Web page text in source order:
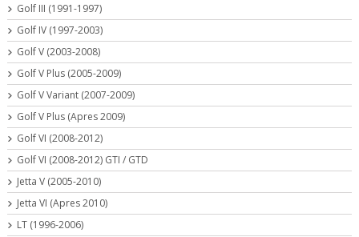
Golf III (1991-1997)
Golf IV (1997-2003)
Golf V (2003-2008)
Golf V Plus (2005-2009)
Golf V Variant (2007-2009)
Golf V Plus (Apres 2009)
Golf VI (2008-2012)
Golf VI (2008-2012) GTI / GTD
Jetta V (2005-2010)
Jetta VI (Apres 2010)
LT (1996-2006)